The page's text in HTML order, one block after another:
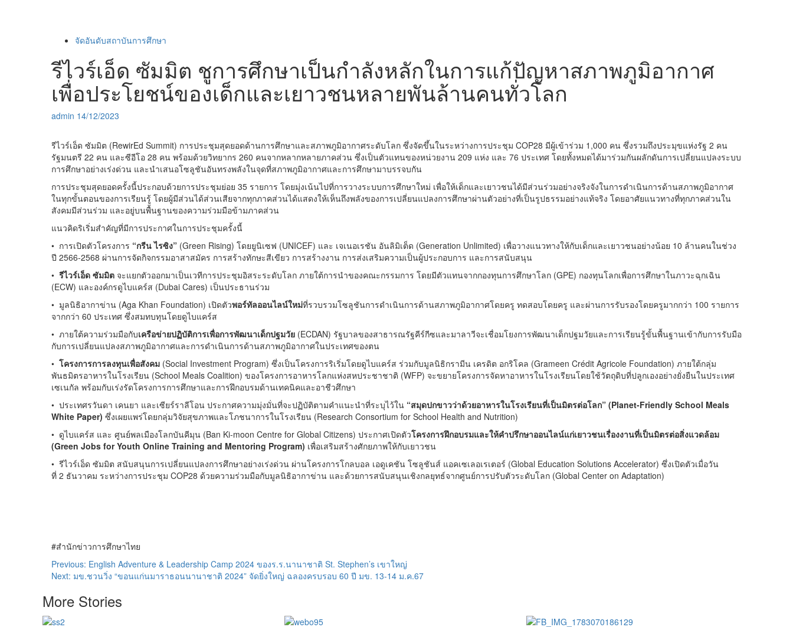
จัดอันดับสถาบันการศึกษา
รีไวร์เอ็ด ซัมมิต ชูการศึกษาเป็นกำลังหลักในการแก้ปัญหาสภาพภูมิอากาศ
เพื่อประโยชน์ของเด็กและเยาวชนหลายพันล้านคนทั่วโลก
admin 14/12/2023
รีไวร์เอ็ด ซัมมิต (RewirEd Summit) การประชุมสุดยอดด้านการศึกษาและสภาพภูมิอากาศระดับโลก ซึ่งจัดขึ้นในระหว่างการประชุม COP28 มีผู้เข้าร่วม 1,000 คน ซึ่งรวมถึงประมุขแห่งรัฐ 2 คน
รัฐมนตรี 22 คน และซีอีโอ 28 คน พร้อมด้วยวิทยากร 260 คนจากหลากหลายภาคส่วน ซึ่งเป็นตัวแทนของหน่วยงาน 209 แห่ง และ 76 ประเทศ โดยทั้งหมดได้มาร่วมกันผลักดันการเปลี่ยนแปลงระบบ
การศึกษาอย่างเร่งด่วน และนำเสนอโซลูชันอันทรงพลังในจุดที่สภาพภูมิอากาศและการศึกษามาบรรจบกัน
การประชุมสุดยอดครั้งนี้ประกอบด้วยการประชุมย่อย 35 รายการ โดยมุ่งเน้นไปที่การวางระบบการศึกษาใหม่ เพื่อให้เด็กและเยาวชนได้มีส่วนร่วมอย่างจริงจังในการดำเนินการด้านสภาพภูมิอากาศ
ในทุกขั้นตอนของการเรียนรู้ โดยผู้มีส่วนได้ส่วนเสียจากทุกภาคส่วนได้แสดงให้เห็นถึงพลังของการเปลี่ยนแปลงการศึกษาผ่านตัวอย่างที่เป็นรูปธรรมอย่างแท้จริง โดยอาศัยแนวทางที่ทุกภาคส่วนใน
สังคมมีส่วนร่วม และอยู่บนพื้นฐานของความร่วมมือข้ามภาคส่วน
แนวคิดริเริ่มสำคัญที่มีการประกาศในการประชุมครั้งนี้
• การเปิดตัวโครงการ “กรีน ไรซิง” (Green Rising) โดยยูนิเซฟ (UNICEF) และ เจเนอเรชัน อันลิมิเต็ด (Generation Unlimited) เพื่อวางแนวทางให้กับเด็กและเยาวชนอย่างน้อย 10 ล้านคนในช่วง
ปี 2566-2568 ผ่านการจัดกิจกรรมอาสาสมัคร การสร้างทักษะสีเขียว การสร้างงาน การส่งเสริมความเป็นผู้ประกอบการ และการสนับสนุน
• รีไวร์เอ็ด ซัมมิต จะแยกตัวออกมาเป็นเวทีการประชุมอิสระระดับโลก ภายใต้การนำของคณะกรรมการ โดยมีตัวแทนจากกองทุนการศึกษาโลก (GPE) กองทุนโลกเพื่อการศึกษาในภาวะฉุกเฉิน
(ECW) และองค์กรดูไบแคร์ส (Dubai Cares) เป็นประธานร่วม
• มูลนิธิอากาข่าน (Aga Khan Foundation) เปิดตัวพอร์ทัลออนไลน์ใหม่ที่รวบรวมโซลูชันการดำเนินการด้านสภาพภูมิอากาศโดยครู ทดสอบโดยครู และผ่านการรับรองโดยครูมากกว่า 100 รายการ
จากกว่า 60 ประเทศ ซึ่งสมทบทุนโดยดูไบแคร์ส
• ภายใต้ความร่วมมือกับเครือข่ายปฏิบัติการเพื่อการพัฒนาเด็กปฐมวัย (ECDAN) รัฐบาลของสาธารณรัฐคีร์กีซและมาลาวีจะเชื่อมโยงการพัฒนาเด็กปฐมวัยและการเรียนรู้ขั้นพื้นฐานเข้ากับการรับมือ
กับการเปลี่ยนแปลงสภาพภูมิอากาศและการดำเนินการด้านสภาพภูมิอากาศในประเทศของตน
• โครงการการลงทุนเพื่อสังคม (Social Investment Program) ซึ่งเป็นโครงการริเริ่มโดยดูไบแคร์ส ร่วมกับมูลนิธิกรามีน เครดิต อกริโคล (Grameen Crédit Agricole Foundation) ภายใต้กลุ่ม
พันธมิตรอาหารในโรงเรียน (School Meals Coalition) ของโครงการอาหารโลกแห่งสหประชาชาติ (WFP) จะขยายโครงการจัดหาอาหารในโรงเรียนโดยใช้วัตถุดิบที่ปลูกเองอย่างยั่งยืนในประเทศ
เซเนกัล พร้อมกับเร่งรัดโครงการการศึกษาและการฝึกอบรมด้านเทคนิคและอาชีวศึกษา
• ประเทศรวันดา เคนยา และเซียร์ราลีโอน ประกาศความมุ่งมั่นที่จะปฏิบัติตามคำแนะนำที่ระบุไว้ใน “สมุดปกขาวว่าด้วยอาหารในโรงเรียนที่เป็นมิตรต่อโลก” (Planet-Friendly School Meals
White Paper) ซึ่งเผยแพร่โดยกลุ่มวิจัยสุขภาพและโภชนาการในโรงเรียน (Research Consortium for School Health and Nutrition)
• ดูไบแคร์ส และ ศูนย์พลเมืองโลกบันคีมุน (Ban Ki-moon Centre for Global Citizens) ประกาศเปิดตัวโครงการฝึกอบรมและให้คำปรึกษาออนไลน์แก่เยาวชนเรื่องงานที่เป็นมิตรต่อสิ่งแวดล้อม
(Green Jobs for Youth Online Training and Mentoring Program) เพื่อเสริมสร้างศักยภาพให้กับเยาวชน
• รีไวร์เอ็ด ซัมมิต สนับสนุนการเปลี่ยนแปลงการศึกษาอย่างเร่งด่วน ผ่านโครงการโกลบอล เอดูเคชัน โซลูชันส์ แอคเซเลอเรเตอร์ (Global Education Solutions Accelerator) ซึ่งเปิดตัวเมื่อวัน
ที่ 2 ธันวาคม ระหว่างการประชุม COP28 ด้วยความร่วมมือกับมูลนิธิอากาข่าน และด้วยการสนับสนุนเชิงกลยุทธ์จากศูนย์การปรับตัวระดับโลก (Global Center on Adaptation)
#สำนักข่าวการศึกษาไทย
Post
navigation
Previous: English Adventure & Leadership Camp 2024 ของร.ร.นานาชาติ St. Stephen’s เขาใหญ่
Next: มข.ชวนวิ่ง “ขอนแก่นมาราธอนนานาชาติ 2024” จัดยิ่งใหญ่ ฉลองครบรอบ 60 ปี มข. 13-14 ม.ค.67
More Stories